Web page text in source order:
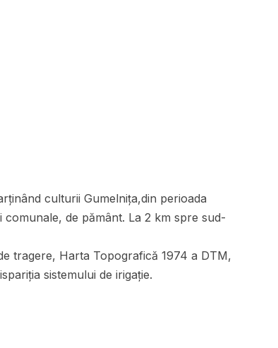
culturii Gumelnița,din perioada
de pământ. La 2 km spre sud-
tragere, Harta Topografică 1974 a DTM,
sistemului de irigație.